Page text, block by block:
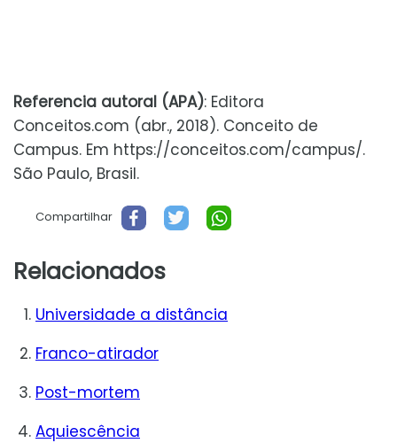
Referencia autoral (APA): Editora
Conceitos.com (abr., 2018). Conceito de
Campus. Em https://conceitos.com/campus/.
São Paulo, Brasil.
Compartilhar
Relacionados
Universidade a distância
Franco-atirador
Post-mortem
Aquiescência